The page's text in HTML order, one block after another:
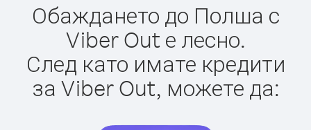
Обаждането до Полша с
Viber Out е лесно.
След като имате кредити
за Viber Out, можете да: